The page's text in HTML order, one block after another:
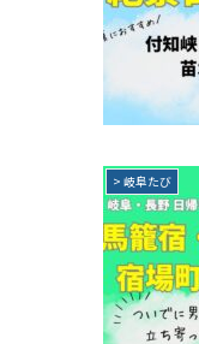
> 岐阜たび